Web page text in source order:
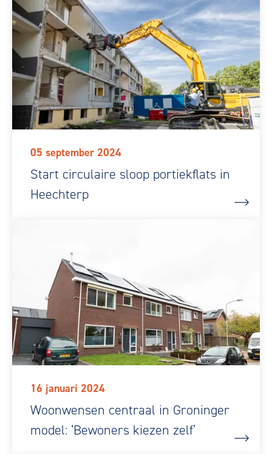
05 september 2024
Start circulaire sloop portiekflats in
Heechterp
16 januari 2024
Woonwensen centraal in Groninger
model: ‘Bewoners kiezen zelf’